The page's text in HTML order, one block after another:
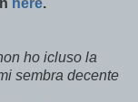
ho icluso la
sembra decente